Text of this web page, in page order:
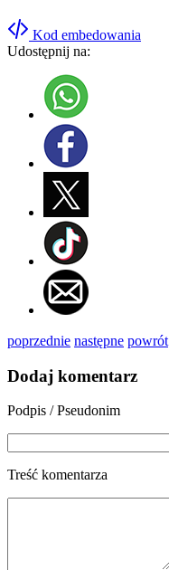
Kod embedowania
Udostępnij na:
poprzednie następne powrót
Dodaj komentarz
Podpis / Pseudonim
Treść komentarza